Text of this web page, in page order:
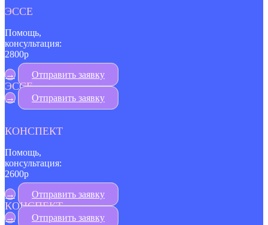
ЭССЕ
Помощь,
консультация:
2800р
→
Отправить заявку
ЭССЕ
→ Отправить заявку
КОНСПЕКТ
Помощь,
консультация:
2600р
→
Отправить заявку
КОНСПЕКТ
→ Отправить заявку